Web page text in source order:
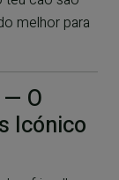
melhor para
O
Icónico